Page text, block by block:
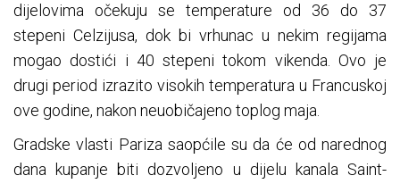
dijelovima očekuju se temperature od 36 do 37
stepeni Celzijusa, dok bi vrhunac u nekim regijama
mogao dostići i 40 stepeni tokom vikenda. Ovo je
drugi period izrazito visokih temperatura u Francuskoj
ove godine, nakon neuobičajeno toplog maja.
Gradske vlasti Pariza saopćile su da će od narednog
dana kupanje biti dozvoljeno u dijelu kanala Saint-